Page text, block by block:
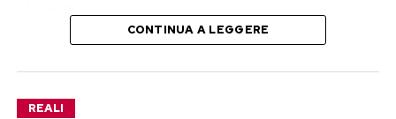
Oppure il suo cuore era ancora legato ad
Hasnat Khan, il cardiochirurgo pakistano con cui
CONTINUA A LEGGERE
REALI